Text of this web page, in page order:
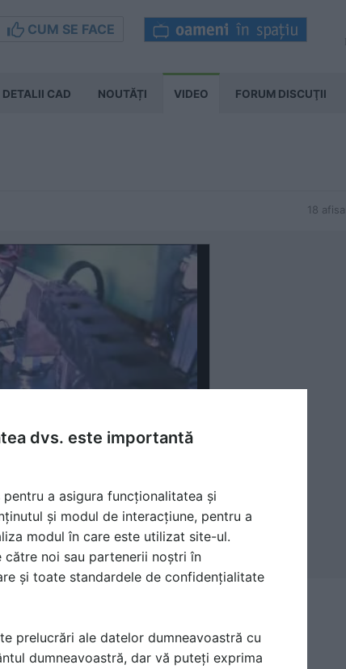
CUM SE FACE
DETALII CAD NOUTĂȚI VIDEO FORUM DISCUŢII
18
dvs. este importantă
a asigura funcționalitatea și
și modul de interacțiune, pentru a
modul în care este utilizat site-ul.
noi sau partenerii noștri în
și toate standardele de confidențialitate
prelucrări ale datelor dumneavoastră cu
dumneavoastră, dar vă puteți exprima